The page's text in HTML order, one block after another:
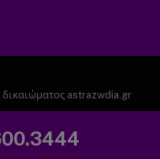
astrazwdia.gr